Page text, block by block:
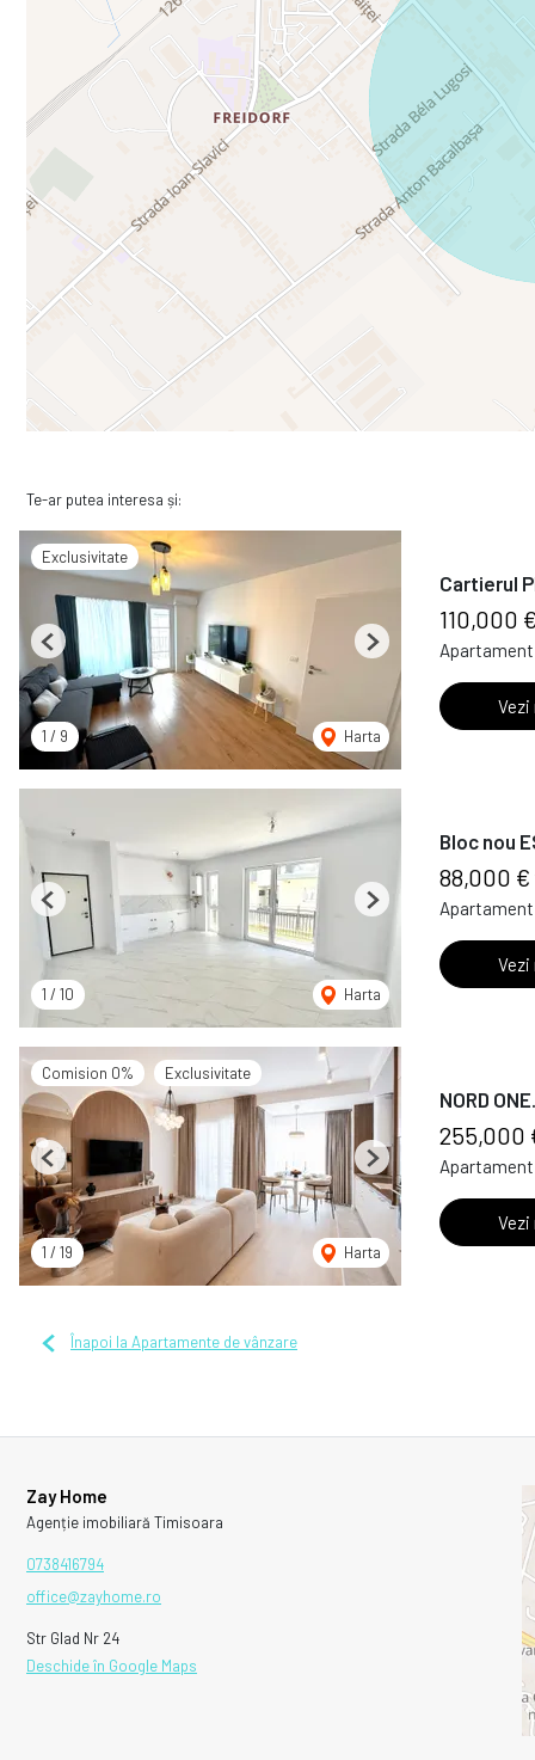
Te-ar putea interesa și:
Exclusivitate
1 / 9 Harta
Previous Next
Cartierul
110,000 €
Apartament
1 / 10 Harta
Previous Next
Bloc nou
88,000 €
Apartament
Comision 0% Exclusivitate
1 / 19 Harta
Previous Next
NORD
255,000
Apartament
Înapoi la Apartamente de vânzare
Zay Home
Agenție imobiliară Timisoara
0738416794
office@zayhome.ro
Str Glad Nr 24
Deschide în Google Maps